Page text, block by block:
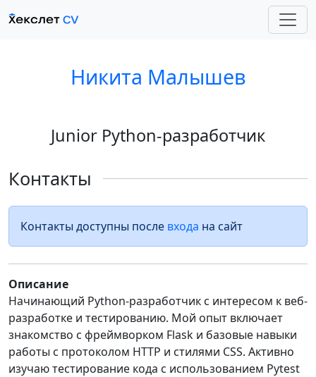
Никита Малышев
Junior Python-разработчик
Контакты
Контакты доступны после входа на сайт
Описание
Начинающий Python-разработчик с интересом к веб-
разработке и тестированию. Мой опыт включает
знакомство с фреймворком Flask и базовые навыки
работы с протоколом HTTP и стилями CSS. Активно
изучаю тестирование кода с использованием Pytest